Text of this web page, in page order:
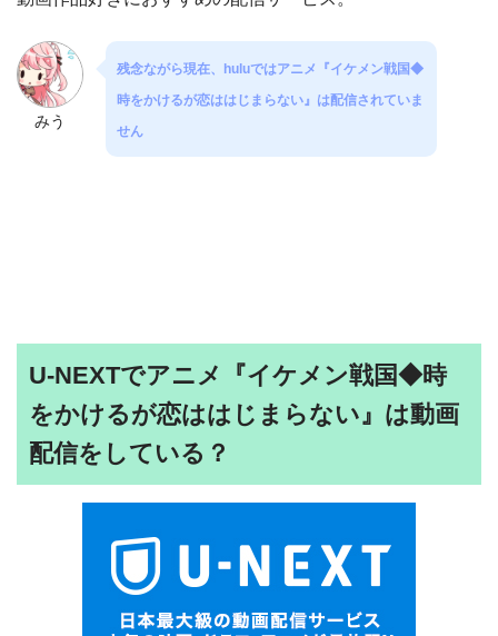
みう
残念ながら現在、huluではアニメ『イケメン戦国◆
時をかけるが恋ははじまらない』は配信されていま
せん
U-NEXTでアニメ『イケメン戦国◆時
をかけるが恋ははじまらない』は動画
配信をしている？